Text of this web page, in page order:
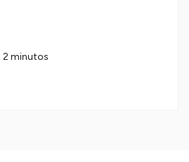
2 minutos